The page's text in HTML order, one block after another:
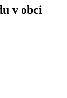
v obci